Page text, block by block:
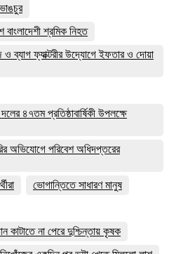
ভাঙচুর
বাংলাদেশী শ্রমিক নিহত
ব্যাগ ফ্যাক্টরীর উদ্যোগে ইফতার ও দোয়া
৪৭তম প্রতিষ্ঠাবার্ষিকী উপলক্ষে
অভিযোগে পরিবেশ অধিদপ্তরের
ভোগান্তিতে সাধারণ মানুষ
কাটাতে না পেরে দুশ্চিন্তায় কৃষক